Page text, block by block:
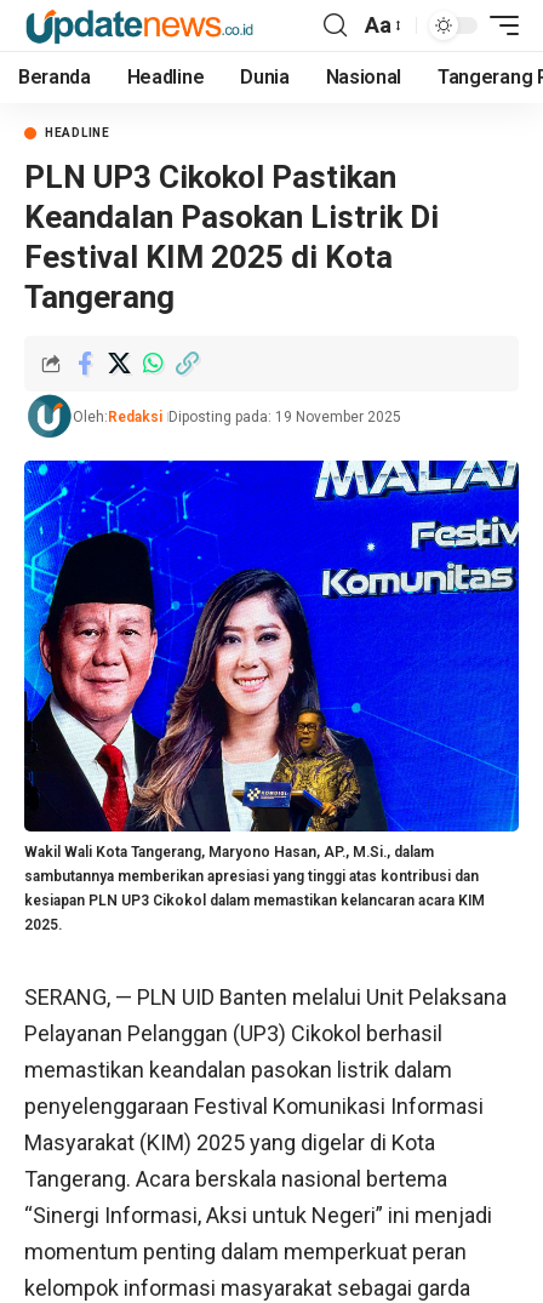
Aa
Beranda Headline Dunia Nasional Tangerang
HEADLINE
PLN UP3 Cikokol Pastikan
Keandalan Pasokan Listrik Di
Festival KIM 2025 di Kota
Tangerang
Oleh: Redaksi Diposting pada: 19 November 2025
Wakil Wali Kota Tangerang, Maryono Hasan, AP., M.Si., dalam
sambutannya memberikan apresiasi yang tinggi atas kontribusi dan
kesiapan PLN UP3 Cikokol dalam memastikan kelancaran acara KIM
2025.
SERANG, — PLN UID Banten melalui Unit Pelaksana
Pelayanan Pelanggan (UP3) Cikokol berhasil
memastikan keandalan pasokan listrik dalam
penyelenggaraan Festival Komunikasi Informasi
Masyarakat (KIM) 2025 yang digelar di Kota
Tangerang. Acara berskala nasional bertema
“Sinergi Informasi, Aksi untuk Negeri” ini menjadi
momentum penting dalam memperkuat peran
kelompok informasi masyarakat sebagai garda